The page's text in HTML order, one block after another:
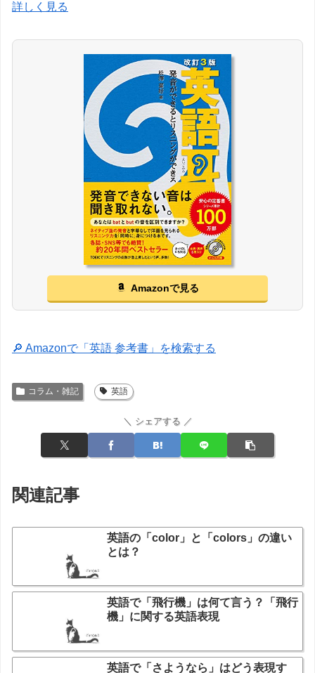
詳しく見る
Amazonで見る
🔎 Amazonで「英語 参考書」を検索する
コラム・雑記 英語
＼ シェアする ／
関連記事
英語の「color」と「colors」の違い
とは？
英語で「飛行機」は何て言う？「飛行
機」に関する英語表現
英語で「さようなら」はどう表現す